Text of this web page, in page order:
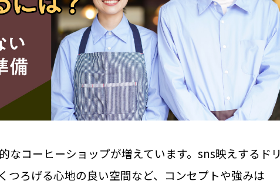
なコーヒーショップが増えています。sns映えするドリ
つろげる心地の良い空間など、コンセプトや強みは